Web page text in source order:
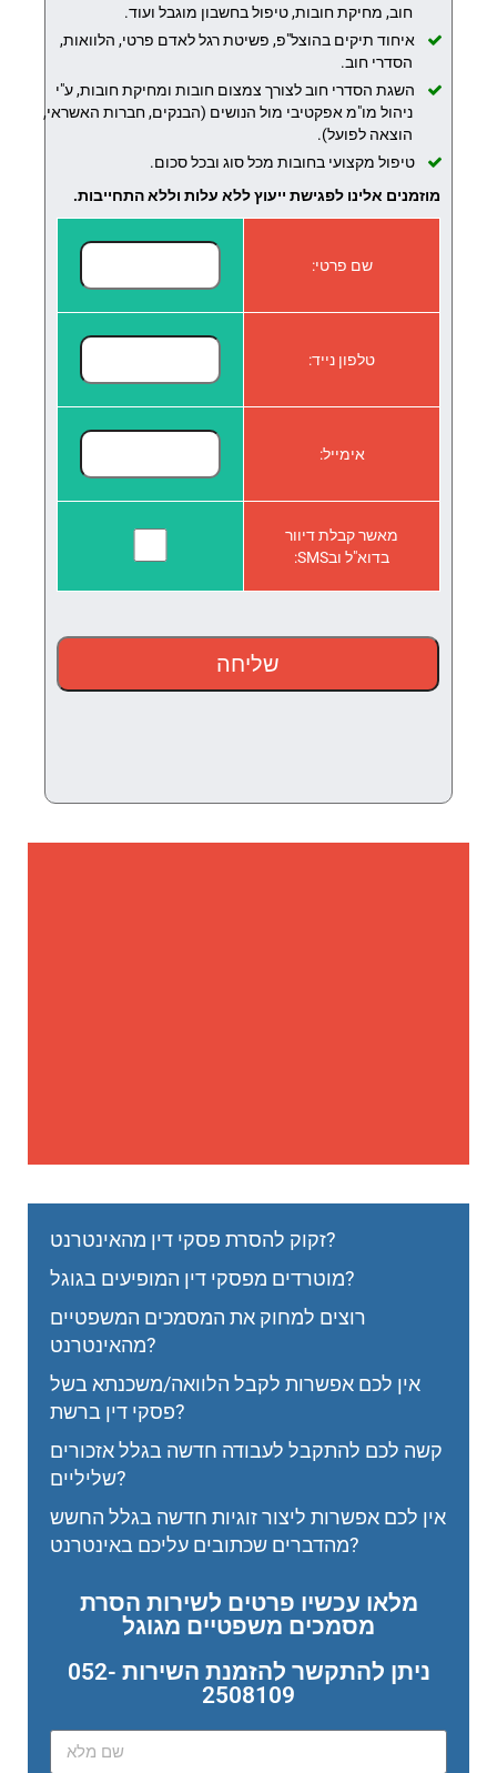
חוב, מחיקת חובות, טיפול בחשבון מוגבל ועוד.
איחוד תיקים בהוצל"פ, פשיטת רגל לאדם פרטי, הלוואות,
הסדרי חוב.
השגת הסדרי חוב לצורך צמצום חובות ומחיקת חובות, ע"י
ניהול מו"מ אפקטיבי מול הנושים (הבנקים, חברות האשראי,
הוצאה לפועל).
טיפול מקצועי בחובות מכל סוג ובכל סכום.
מוזמנים אלינו לפגישת ייעוץ ללא עלות וללא התחייבות.
שם פרטי:
טלפון נייד:
אימייל:
מאשר קבלת דיוור
בדוא"ל ובSMS:
זקוק להסרת פסקי דין מהאינטרנט?
מוטרדים מפסקי דין המופיעים בגוגל?
רוצים למחוק את המסמכים המשפטיים
מהאינטרנט?
אין לכם אפשרות לקבל הלוואה/משכנתא בשל
פסקי דין ברשת?
קשה לכם להתקבל לעבודה חדשה בגלל אזכורים
שליליים?
אין לכם אפשרות ליצור זוגיות חדשה בגלל החשש
מהדברים שכתובים עליכם באינטרנט?
מלאו עכשיו פרטים לשירות הסרת
מסמכים משפטיים מגוגל
ניתן להתקשר להזמנת השירות 052-
2508109